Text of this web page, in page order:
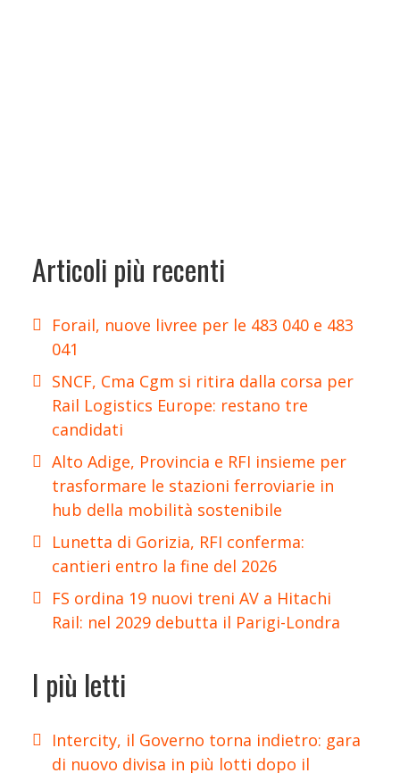
Articoli più recenti
Forail, nuove livree per le 483 040 e 483
041
SNCF, Cma Cgm si ritira dalla corsa per
Rail Logistics Europe: restano tre
candidati
Alto Adige, Provincia e RFI insieme per
trasformare le stazioni ferroviarie in
hub della mobilità sostenibile
Lunetta di Gorizia, RFI conferma:
cantieri entro la fine del 2026
FS ordina 19 nuovi treni AV a Hitachi
Rail: nel 2029 debutta il Parigi-Londra
I più letti
Intercity, il Governo torna indietro: gara
di nuovo divisa in più lotti dopo il